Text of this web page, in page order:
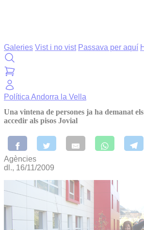
Galeries Vist i no vist Passava per aquí
Política Andorra la Vella
Una vintena de persones ja ha demanat
accedir als pisos Jovial
Agències
dl., 16/11/2009